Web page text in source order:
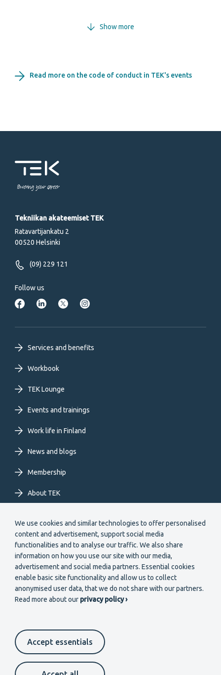
We use cookies and similar technologies to offer personalised
content and advertisement, support social media
functionalities and to analyse our traffic. We also share
information on how you use our site with our media,
advertisement and social media partners. Essential cookies
enable basic site functionality and allow us to collect
anonymised user data, that we do not share with our partners.
Read more about our privacy policy ›
Accept essentials
Show more
Read more on the code of conduct in TEK's events
Powering your career
Tekniikan akateemiset TEK
Ratavartijankatu 2
00520 Helsinki
(09) 229 121
Follow us
Footer
primary
menu
EN
Services and benefits
Workbook
TEK Lounge
Events and trainings
Work life in Finland
News and blogs
Membership
About TEK
Secondary
EN
Become a member
Footer
Cookie settings Data protection
Suomeksi In English På svenska